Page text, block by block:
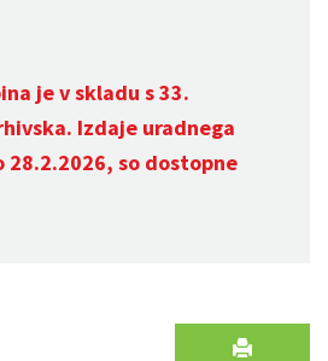
je v skladu s 33.
Izdaje uradnega
so dostopne